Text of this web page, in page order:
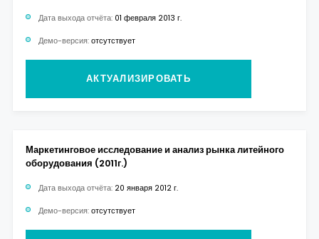
Дата выхода отчёта: 01 февраля 2013 г.
Демо-версия: отсутствует
АКТУАЛИЗИРОВАТЬ
Маркетинговое исследование и анализ рынка литейного
оборудования (2011г.)
Дата выхода отчёта: 20 января 2012 г.
Демо-версия: отсутствует